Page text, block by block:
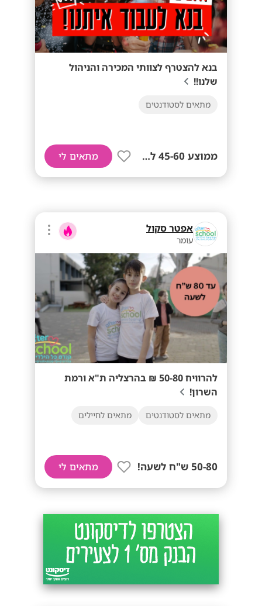
בנא להצטרף לצוותי המכירה והניהול
שלנו!!
מתאים לסטודנטים
ממוצע 45-60 לשעה! מתאים לי
אפטר סקול
עומר
להרוויח 50-80 ₪ בהרצליה ת"א ורמת
השרון!
מתאים לסטודנטים מתאים לחיילים
50-80 ש"ח לשעה! מתאים לי